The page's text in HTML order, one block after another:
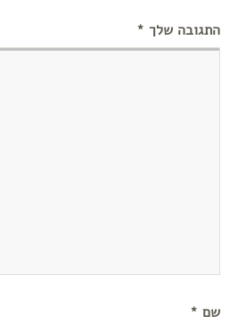
התגובה שלך *
שם *